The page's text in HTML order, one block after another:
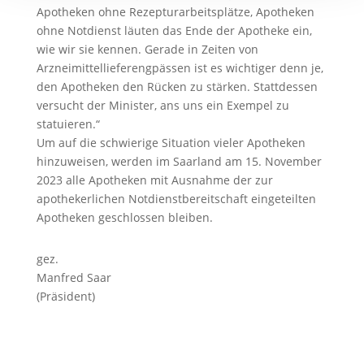
Apotheken ohne Rezepturarbeitsplätze, Apotheken
ohne Notdienst läuten das Ende der Apotheke ein,
wie wir sie kennen. Gerade in Zeiten von
Arzneimittellieferengpässen ist es wichtiger denn je,
den Apotheken den Rücken zu stärken. Stattdessen
versucht der Minister, ans uns ein Exempel zu
statuieren.“
Um auf die schwierige Situation vieler Apotheken
hinzuweisen, werden im Saarland am 15. November
2023 alle Apotheken mit Ausnahme der zur
apothekerlichen Notdienstbereitschaft eingeteilten
Apotheken geschlossen bleiben.
gez.
Manfred Saar
(Präsident)